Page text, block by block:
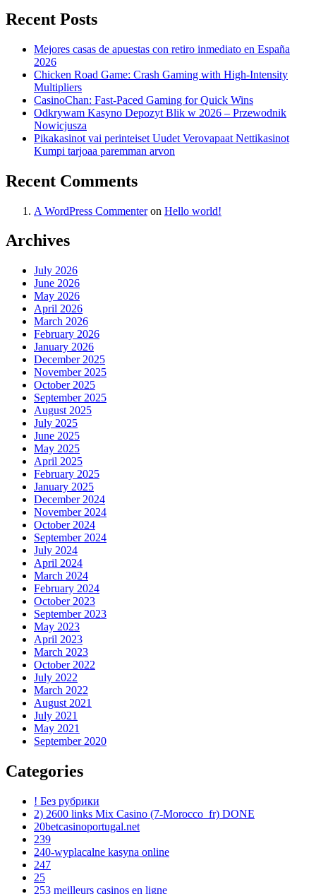
Recent Posts
Mejores casas de apuestas con retiro inmediato en España
2026
Chicken Road Game: Crash Gaming with High‑Intensity
Multipliers
CasinoChan: Fast‑Paced Gaming for Quick Wins
Odkrywam Kasyno Depozyt Blik w 2026 – Przewodnik
Nowicjusza
Pikakasinot vai perinteiset Uudet Verovapaat Nettikasinot
Kumpi tarjoaa paremman arvon
Recent Comments
A WordPress Commenteron Hello world!
Archives
July 2026
June 2026
May 2026
April 2026
March 2026
February 2026
January 2026
December 2025
November 2025
October 2025
September 2025
August 2025
July 2025
June 2025
May 2025
April 2025
February 2025
January 2025
December 2024
November 2024
October 2024
September 2024
July 2024
April 2024
March 2024
February 2024
October 2023
September 2023
May 2023
April 2023
March 2023
October 2022
July 2022
March 2022
August 2021
July 2021
May 2021
September 2020
Categories
! Без рубрики
2) 2600 links Mix Casino (7-Morocco_fr) DONE
20betcasinoportugal.net
239
240-wyplacalne kasyna online
247
25
253 meilleurs casinos en ligne